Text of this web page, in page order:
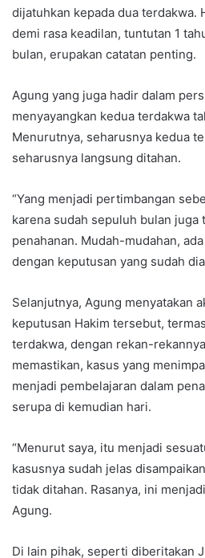
dijatuhkan kepada dua terdakwa.
demi rasa keadilan, tuntutan 1
bulan, erupakan catatan penting.
Agung yang juga hadir dalam
menyayangkan kedua terdakwa
Menurutnya, seharusnya kedua
seharusnya langsung ditahan.
“Yang menjadi pertimbangan
karena sudah sepuluh bulan juga
penahanan. Mudah-mudahan,
dengan keputusan yang sudah
Selanjutnya, Agung menyatakan
keputusan Hakim tersebut,
terdakwa, dengan rekan-
memastikan, kasus yang
menjadi pembelajaran dalam
serupa di kemudian hari.
“Menurut saya, itu menjadi
kasusnya sudah jelas
tidak ditahan. Rasanya, ini
Agung.
Di lain pihak, seperti diberitakan